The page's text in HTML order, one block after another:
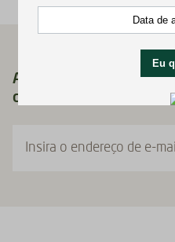
Assine nossa
de desconto no seu
Insira o endereço de e-mail